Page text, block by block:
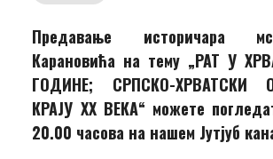
Предавање историчара
Карановића на тему „РАТ У
ГОДИНЕ; СРПСКО-
КРАЈУ XX ВЕКА“ можете
20.00 часова на нашем Јутјуб